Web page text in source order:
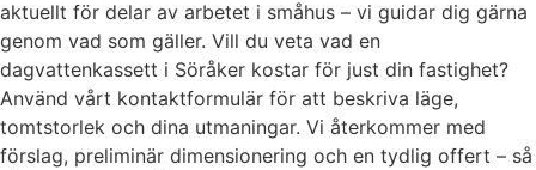
aktuellt för delar av arbetet i småhus – vi guidar dig gärna
genom vad som gäller. Vill du veta vad en
dagvattenkassett i Söråker kostar för just din fastighet?
Använd vårt kontaktformulär för att beskriva läge,
tomtstorlek och dina utmaningar. Vi återkommer med
förslag, preliminär dimensionering och en tydlig offert – så